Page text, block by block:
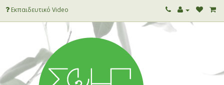
Εκπαιδευτικό Video